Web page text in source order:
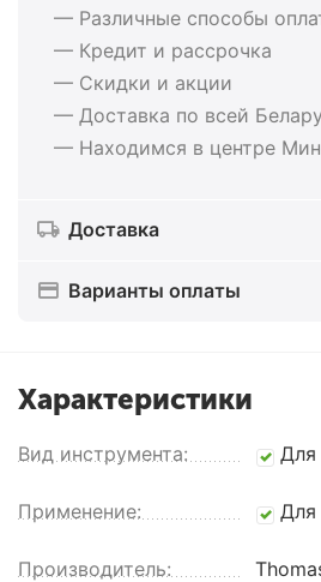
— Различные способы
— Кредит и рассрочка
— Скидки и акции
— Доставка по всей
— Находимся в центре
Доставка
Варианты оплаты
Характеристики
Вид инструмента: Для
Применение: Для
Производитель: